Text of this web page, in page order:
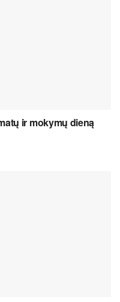
ir mokymų dieną